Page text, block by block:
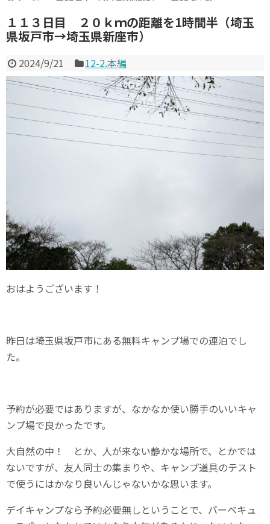
１１３日目 ２０ｋｍの距離を1時間半（埼玉
県坂戸市→埼玉県新座市）
2024/9/21 12-2.本編
おはようございます！
昨日は埼玉県坂戸市にある無料キャンプ場での連泊でし
た。
予約が必要ではありますが、なかなか使い勝手のいいキャ
ンプ場で良かったです。
大自然の中！ とか、人が来ない静かな場所で、とかでは
ないですが、友人同士の集まりや、キャンプ道具のテスト
で使うにはかなり良いんじゃないかな思います。
デイキャンプなら予約必要無しということで、バーベキュ